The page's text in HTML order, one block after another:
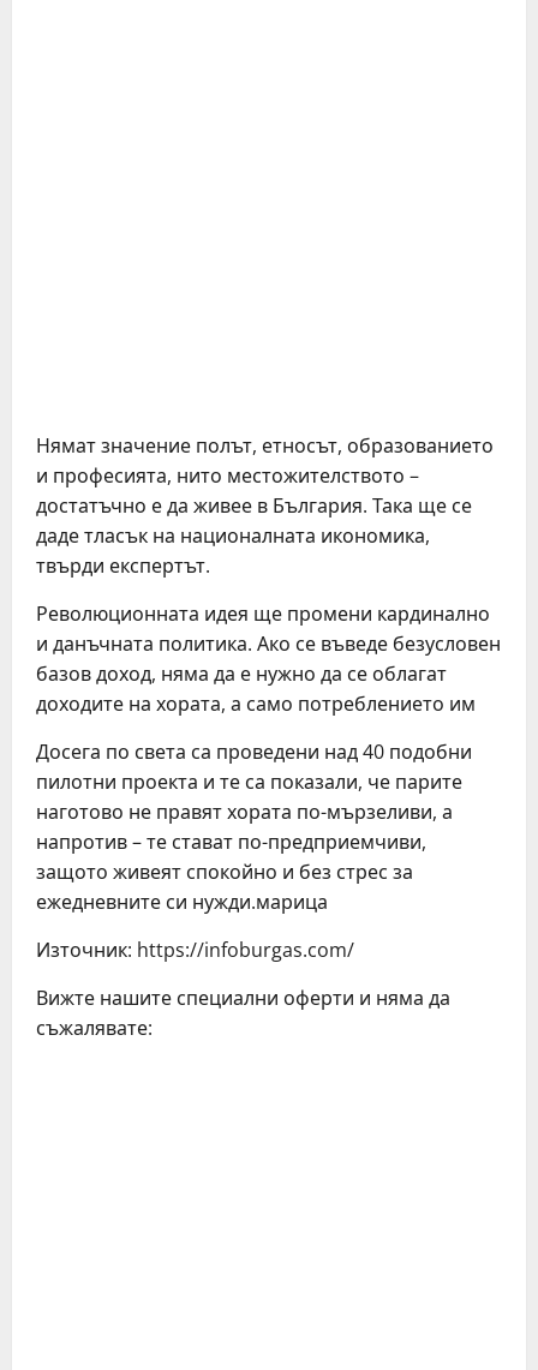
Нямат значение полът, етносът, образованието
и професията, нито местожителството –
достатъчно е да живее в България. Така ще се
даде тласък на националната икономика,
твърди експертът.
Революционната идея ще промени кардинално
и данъчната политика. Ако се въведе безусловен
базов доход, няма да е нужно да се облагат
доходите на хората, а само потреблението им
Досега по света са проведени над 40 подобни
пилотни проекта и те са показали, че парите
наготово не правят хората по-мързеливи, а
напротив – те стават по-предприемчиви,
защото живеят спокойно и без стрес за
ежедневните си нужди.марица
Източник: https://infoburgas.com/
Вижте нашите специални оферти и няма да
съжалявате: